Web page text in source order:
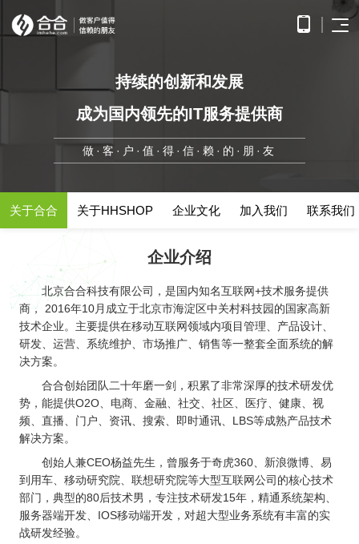
网站开发
公众号开发
鸿蒙APP开发
智能物联网
UI设计
案例
电子商务解决方案
O2O解决方案
在线教育解决方案
社交解决方案
互联网金融解决方案
大数据解决方案
物联网解决方案
HHSHOP
洞察
18600118988 (wx)
全国统一咨询电话
分
析、
UE/UI
研
发、
试、
部署
上线
原生
框架
小程
务
网站
发技术
服务，
建设、
HTML5
应用开
发、手
机微网
站制作
以及中
大型网
站开发
公众
号开
发
平台
所提
供的
接口
与功
能，
开发
和构
建自
定义
的功
能与
服务
开发
基于
华为
鸿蒙
系统
的智
用开
发
AI开
发
为企
业提
供基
模型
的
AIGC
应用
定制
开发
智能
物联
网
智能
物联
网定
制开
发，
帮助
客户
实现
软件
和硬
件的
UI设
计
用户
究、
界面
布
局、
色彩
搭配
商务
方案
为企
线上
O2O
方案
无缝
线上
与线
下，
验
在线
教育
方案
构建
高效
台
社交
解决
流平
台，
拉近
人与
人之
距离
决方
案
融合
大数
提升
金融
服务
效
金融
科技
新时
代
大数
据解
决方
案
数据
价
值，
驱动
智能
化
决方
案
实现
联，
推动
智慧
生活
与产
持续的创新和发展
成为国内领先的IT服务提供商
做·客·户·值·得·信·赖·的·朋·友
关于合合 关于HHSHOP 企业文化 加入我们 联系我们
企业介绍
北京合合科技有限公司，是国内知名互联网+技术服务提供
商， 2016年10月成立于北京市海淀区中关村科技园的国家高新
技术企业。主要提供在移动互联网领域内项目管理、产品设计、
研发、运营、系统维护、市场推广、销售等一整套全面系统的解
决方案。
合合创始团队二十年磨一剑，积累了非常深厚的技术研发优
势，能提供O2O、电商、金融、社交、社区、医疗、健康、视
频、直播、门户、资讯、搜索、即时通讯、LBS等成熟产品技术
解决方案。
创始人兼CEO杨益先生，曾服务于奇虎360、新浪微博、易
到用车、移动研究院、联想研究院等大型互联网公司的核心技术
部门，典型的80后技术男，专注技术研发15年，精通系统架构、
服务器端开发、IOS移动端开发，对超大型业务系统有丰富的实
战研发经验。